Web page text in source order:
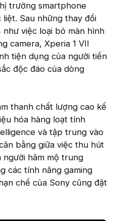
trường smartphone
Sau những thay đổi
việc loại bỏ màn hình
camera, Xperia 1 VII
tiện dụng của người tiền
độc đáo của dòng
thanh chất lượng cao kế
hóa hàng loạt tính
và tập trung vào
bằng giữa việc thu hút
người hâm mộ trung
các tính năng gaming
chế của Sony cũng đặt